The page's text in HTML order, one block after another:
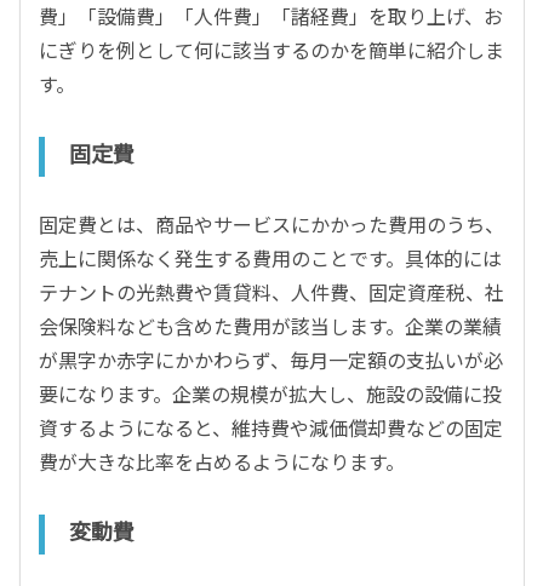
費」「設備費」「人件費」「諸経費」を取り上げ、お
にぎりを例として何に該当するのかを簡単に紹介しま
す。
固定費
固定費とは、商品やサービスにかかった費用のうち、
売上に関係なく発生する費用のことです。具体的には
テナントの光熱費や賃貸料、人件費、固定資産税、社
会保険料なども含めた費用が該当します。企業の業績
が黒字か赤字にかかわらず、毎月一定額の支払いが必
要になります。企業の規模が拡大し、施設の設備に投
資するようになると、維持費や減価償却費などの固定
費が大きな比率を占めるようになります。
変動費